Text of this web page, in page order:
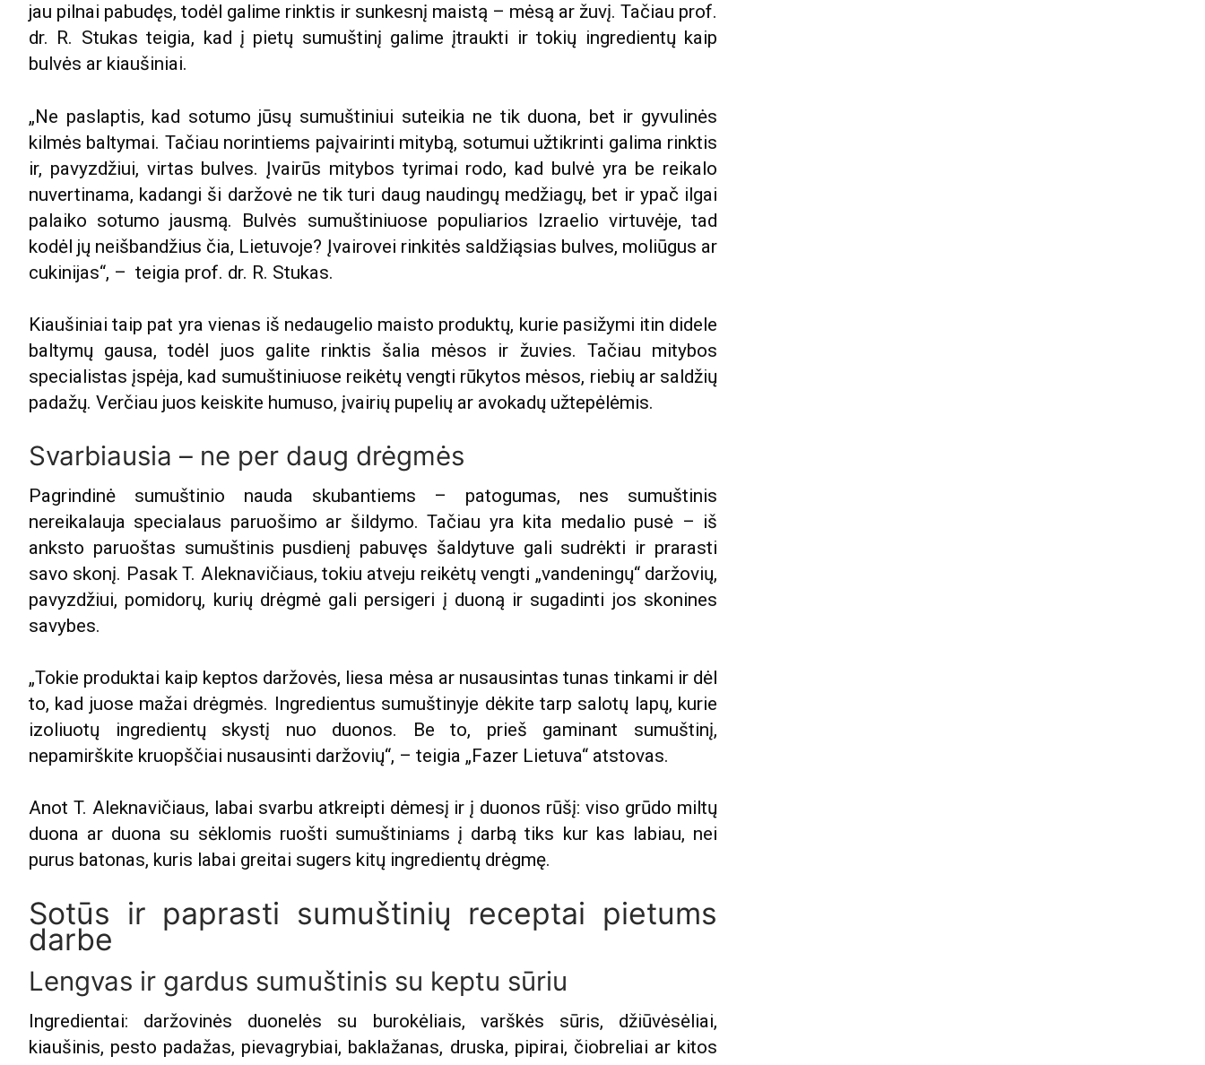
jau pilnai pabudęs, todėl galime rinktis ir sunkesnį maistą – mėsą ar žuvį. Tačiau prof.
dr. R. Stukas teigia, kad į pietų sumuštinį galime įtraukti ir tokių ingredientų kaip
bulvės ar kiaušiniai.
„Ne paslaptis, kad sotumo jūsų sumuštiniui suteikia ne tik duona, bet ir gyvulinės
kilmės baltymai. Tačiau norintiems paįvairinti mitybą, sotumui užtikrinti galima rinktis
ir, pavyzdžiui, virtas bulves. Įvairūs mitybos tyrimai rodo, kad bulvė yra be reikalo
nuvertinama, kadangi ši daržovė ne tik turi daug naudingų medžiagų, bet ir ypač ilgai
palaiko sotumo jausmą. Bulvės sumuštiniuose populiarios Izraelio virtuvėje, tad
kodėl jų neišbandžius čia, Lietuvoje? Įvairovei rinkitės saldžiąsias bulves, moliūgus ar
cukinijas“, – teigia prof. dr. R. Stukas.
Kiaušiniai taip pat yra vienas iš nedaugelio maisto produktų, kurie pasižymi itin didele
baltymų gausa, todėl juos galite rinktis šalia mėsos ir žuvies. Tačiau mitybos
specialistas įspėja, kad sumuštiniuose reikėtų vengti rūkytos mėsos, riebių ar saldžių
padažų. Verčiau juos keiskite humuso, įvairių pupelių ar avokadų užtepėlėmis.
Svarbiausia – ne per daug drėgmės
Pagrindinė sumuštinio nauda skubantiems – patogumas, nes sumuštinis
nereikalauja specialaus paruošimo ar šildymo. Tačiau yra kita medalio pusė – iš
anksto paruoštas sumuštinis pusdienį pabuvęs šaldytuve gali sudrėkti ir prarasti
savo skonį. Pasak T. Aleknavičiaus, tokiu atveju reikėtų vengti „vandeningų“ daržovių,
pavyzdžiui, pomidorų, kurių drėgmė gali persigeri į duoną ir sugadinti jos skonines
savybes.
„Tokie produktai kaip keptos daržovės, liesa mėsa ar nusausintas tunas tinkami ir dėl
to, kad juose mažai drėgmės. Ingredientus sumuštinyje dėkite tarp salotų lapų, kurie
izoliuotų ingredientų skystį nuo duonos. Be to, prieš gaminant sumuštinį,
nepamirškite kruopščiai nusausinti daržovių“, – teigia „Fazer Lietuva“ atstovas.
Anot T. Aleknavičiaus, labai svarbu atkreipti dėmesį ir į duonos rūšį: viso grūdo miltų
duona ar duona su sėklomis ruošti sumuštiniams į darbą tiks kur kas labiau, nei
purus batonas, kuris labai greitai sugers kitų ingredientų drėgmę.
Sotūs ir paprasti sumuštinių receptai pietums
darbe
Lengvas ir gardus sumuštinis su keptu sūriu
Ingredientai: daržovinės duonelės su burokėliais, varškės sūris, džiūvėsėliai,
kiaušinis, pesto padažas, pievagrybiai, baklažanas, druska, pipirai, čiobreliai ar kitos